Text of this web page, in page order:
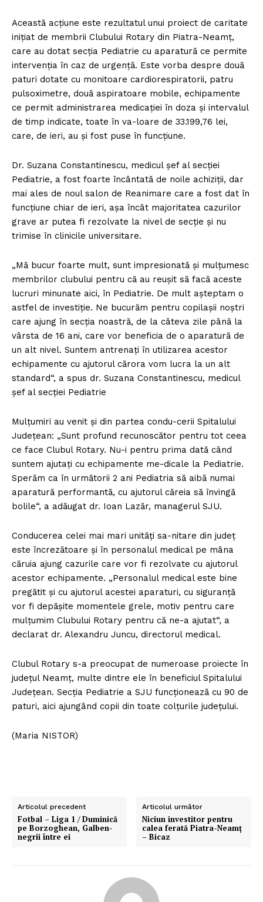
Această acţiune este rezultatul unui proiect de caritate
iniţiat de membrii Clubului Rotary din Piatra-Neamţ,
care au dotat secţia Pediatrie cu aparatură ce permite
intervenţia în caz de urgenţă. Este vorba despre două
paturi dotate cu monitoare cardiorespiratorii, patru
pulsoximetre, două aspiratoare mobile, echipamente
ce permit administrarea medicaţiei în doza şi intervalul
de timp indicate, toate în va-loare de 33.199,76 lei,
care, de ieri, au şi fost puse în funcţiune.
Dr. Suzana Constantinescu, medicul şef al secţiei
Pediatrie, a fost foarte încântată de noile achiziţii, dar
mai ales de noul salon de Reanimare care a fost dat în
funcţiune chiar de ieri, aşa încât majoritatea cazurilor
grave ar putea fi rezolvate la nivel de secţie şi nu
trimise în clinicile universitare.
„Mă bucur foarte mult, sunt impresionată şi mulţumesc
membrilor clubului pentru că au reuşit să facă aceste
lucruri minunate aici, în Pediatrie. De mult aşteptam o
astfel de investiţie. Ne bucurăm pentru copilaşii noştri
care ajung în secţia noastră, de la câteva zile până la
vârsta de 16 ani, care vor beneficia de o aparatură de
un alt nivel. Suntem antrenaţi în utilizarea acestor
echipamente cu ajutorul cărora vom lucra la un alt
standard“, a spus dr. Suzana Constantinescu, medicul
şef al secţiei Pediatrie
Mulţumiri au venit şi din partea condu-cerii Spitalului
Judeţean: „Sunt profund recunoscător pentru tot ceea
ce face Clubul Rotary. Nu-i pentru prima dată când
suntem ajutaţi cu echipamente me-dicale la Pediatrie.
Sperăm ca în următorii 2 ani Pediatria să aibă numai
aparatură performantă, cu ajutorul căreia să învingă
bolile“, a adăugat dr. Ioan Lazăr, managerul SJU.
Conducerea celei mai mari unităţi sa-nitare din judeţ
este încrezătoare şi în personalul medical pe mâna
căruia ajung cazurile care vor fi rezolvate cu ajutorul
acestor echipamente. „Personalul medical este bine
pregătit şi cu ajutorul acestei aparaturi, cu siguranţă
vor fi depăşite momentele grele, motiv pentru care
mulţumim Clubului Rotary pentru că ne-a ajutat“, a
declarat dr. Alexandru Juncu, directorul medical.
Clubul Rotary s-a preocupat de numeroase proiecte în
judeţul Neamţ, multe dintre ele în beneficiul Spitalului
Judeţean. Secţia Pediatrie a SJU funcţionează cu 90 de
paturi, aici ajungând copii din toate colţurile judeţului.
(Maria NISTOR)
Articolul precedent
Fotbal – Liga 1 / Duminică
pe Borzoghean, Galben-
negrii între ei
Articolul următor
Niciun investitor pentru
calea ferată Piatra-Neamţ
– Bicaz